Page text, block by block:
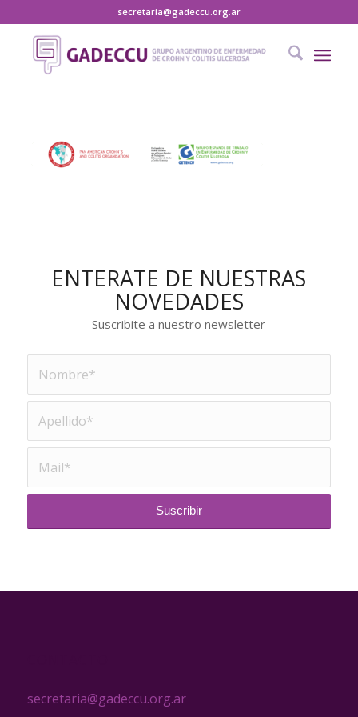
secretaria@gadeccu.org.ar
ENTERATE DE NUESTRAS
NOVEDADES
Suscribite a nuestro newsletter
secretaria@gadeccu.org.ar